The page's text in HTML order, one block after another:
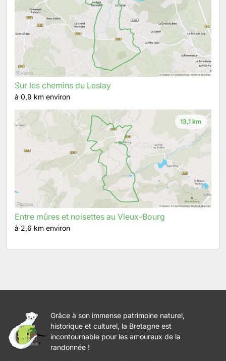
Sur les chemins du Leslay
à 0,9 km environ
13,1 km
Entre mûres et noisettes au Vieux-Bourg
à 2,6 km environ
Grâce à son immense patrimoine naturel,
historique et culturel, la Bretagne est
incontournable pour les amoureux de la
randonnée !